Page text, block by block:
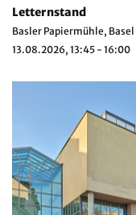
Letternstand
Basler Papiermühle, Basel
13.08.2026, 13:45 - 16:00